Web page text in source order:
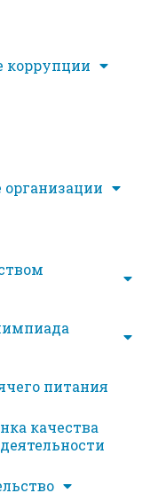
коррупции
организации
питания
качества